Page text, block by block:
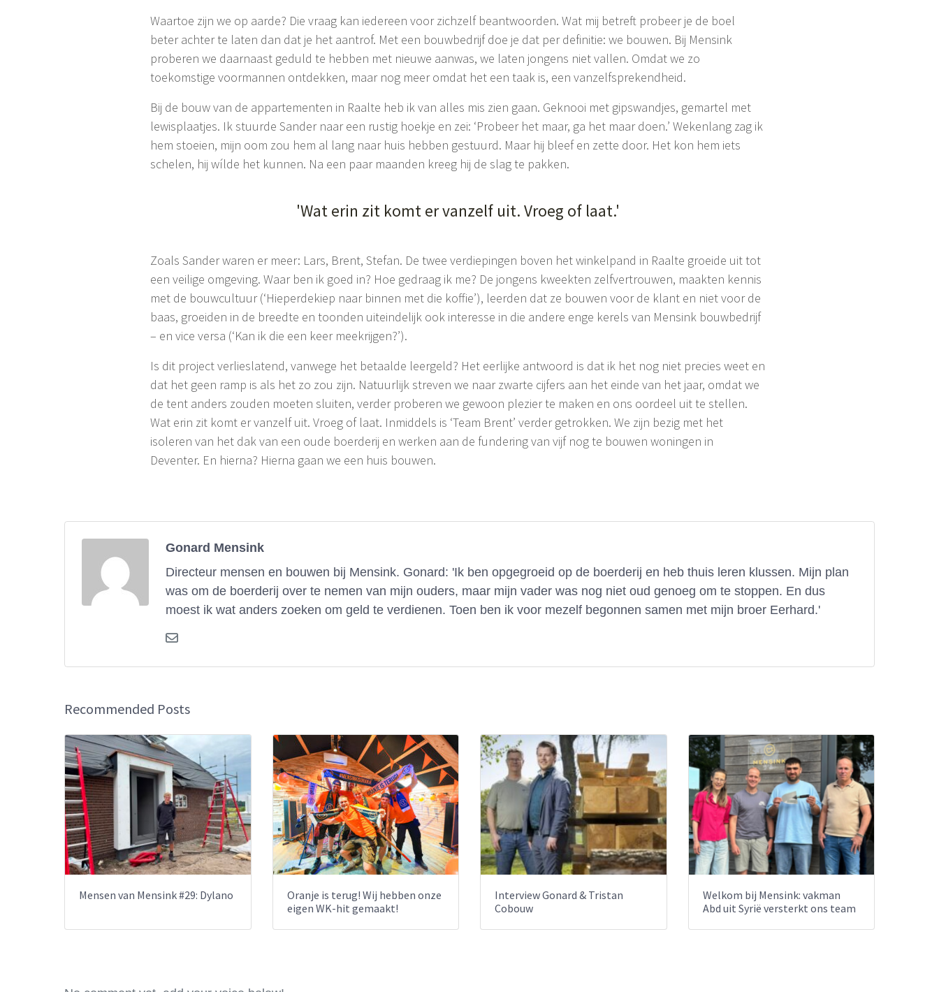
Waartoe zijn we op aarde? Die vraag kan iedereen voor zichzelf beantwoorden. Wat mij betreft probeer je de boel
beter achter te laten dan dat je het aantrof. Met een bouwbedrijf doe je dat per definitie: we bouwen. Bij Mensink
proberen we daarnaast geduld te hebben met nieuwe aanwas, we laten jongens niet vallen. Omdat we zo
toekomstige voormannen ontdekken, maar nog meer omdat het een taak is, een vanzelfsprekendheid.
Bij de bouw van de appartementen in Raalte heb ik van alles mis zien gaan. Geknooi met gipswandjes, gemartel met
lewisplaatjes. Ik stuurde Sander naar een rustig hoekje en zei: ‘Probeer het maar, ga het maar doen.’ Wekenlang zag ik
hem stoeien, mijn oom zou hem al lang naar huis hebben gestuurd. Maar hij bleef en zette door. Het kon hem iets
schelen, hij wílde het kunnen. Na een paar maanden kreeg hij de slag te pakken.
'Wat erin zit komt er vanzelf uit. Vroeg of laat.'
Zoals Sander waren er meer: Lars, Brent, Stefan. De twee verdiepingen boven het winkelpand in Raalte groeide uit tot
een veilige omgeving. Waar ben ik goed in? Hoe gedraag ik me? De jongens kweekten zelfvertrouwen, maakten kennis
met de bouwcultuur (‘Hieperdekiep naar binnen met die koffie’), leerden dat ze bouwen voor de klant en niet voor de
baas, groeiden in de breedte en toonden uiteindelijk ook interesse in die andere enge kerels van Mensink bouwbedrijf
– en vice versa (‘Kan ik die een keer meekrijgen?’).
Is dit project verlieslatend, vanwege het betaalde leergeld? Het eerlijke antwoord is dat ik het nog niet precies weet en
dat het geen ramp is als het zo zou zijn. Natuurlijk streven we naar zwarte cijfers aan het einde van het jaar, omdat we
de tent anders zouden moeten sluiten, verder proberen we gewoon plezier te maken en ons oordeel uit te stellen.
Wat erin zit komt er vanzelf uit. Vroeg of laat. Inmiddels is ‘Team Brent’ verder getrokken. We zijn bezig met het
isoleren van het dak van een oude boerderij en werken aan de fundering van vijf nog te bouwen woningen in
Deventer. En hierna? Hierna gaan we een huis bouwen.
Gonard Mensink
Directeur mensen en bouwen bij Mensink. Gonard: 'Ik ben opgegroeid op de boerderij en heb thuis leren klussen. Mijn plan
was om de boerderij over te nemen van mijn ouders, maar mijn vader was nog niet oud genoeg om te stoppen. En dus
moest ik wat anders zoeken om geld te verdienen. Toen ben ik voor mezelf begonnen samen met mijn broer Eerhard.'
Recommended Posts
Mensen van Mensink #29: Dylano
Oranje is terug! Wij hebben onze
eigen WK-hit gemaakt!
Interview Gonard & Tristan
Cobouw
Welkom bij Mensink: vakman
Abd uit Syrië versterkt ons team